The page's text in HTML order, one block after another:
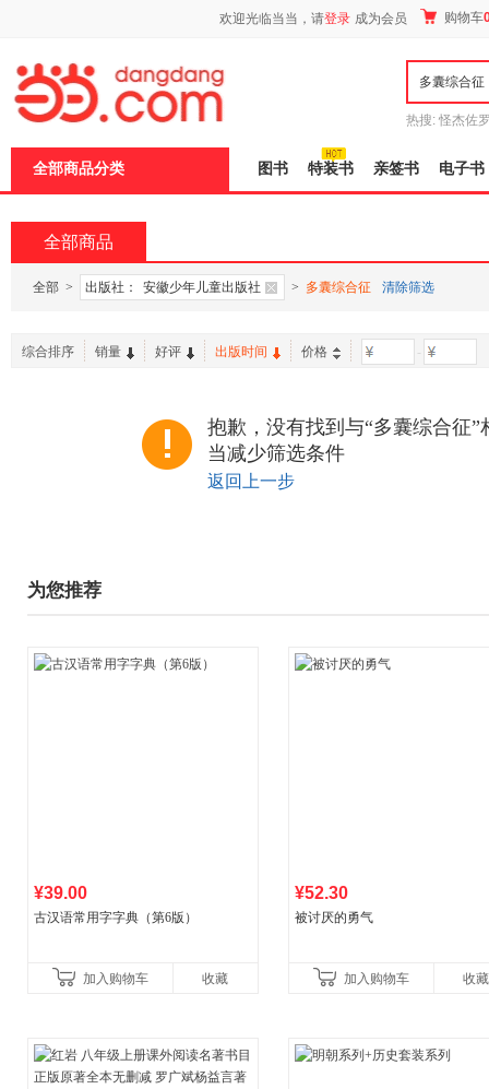
欢迎光临当当，请登录 成为会员 购物车
热搜: 怪杰佐
全部商品分类 图书 特装书 亲签书 电子书
全部商品
全部 > 出版社： 安徽少年儿童出版社 > 多囊综合征 清除筛选
综合排序 销量 好评 出版时间 价格 -
抱歉，没有找到与“多囊综合征
当减少筛选条件
返回上一步
为您推荐
¥39.00
古汉语常用字字典（第6版）
加入购物车 收藏
¥52.30
被讨厌的勇气
加入购物车 收藏
页
加